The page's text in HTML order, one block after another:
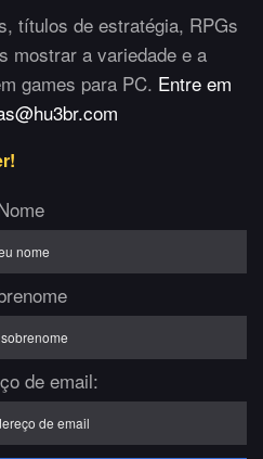
títulos de estratégia, RPGs
mostrar a variedade e a
games para PC. Entre em
de email: